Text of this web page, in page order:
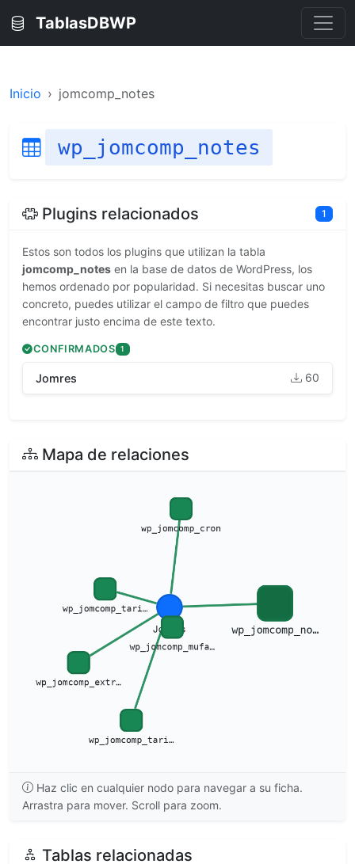
TablasDBWP
Inicio jomcomp_notes
wp_jomcomp_notes
Plugins relacionados 1
Estos son todos los plugins que utilizan la tabla
jomcomp_notes en la base de datos de WordPress, los
hemos ordenado por popularidad. Si necesitas buscar uno
concreto, puedes utilizar el campo de filtro que puedes
encontrar justo encima de este texto.
CONFIRMADOS 1
Jomres 60
Mapa de relaciones
Haz clic en cualquier nodo para navegar a su ficha.
Arrastra para mover. Scroll para zoom.
Tablas relacionadas